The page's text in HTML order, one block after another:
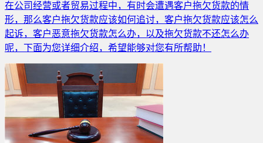
在公司经营或者贸易过程中，有时会遭遇客户拖欠货款的情
形，那么客户拖欠货款应该如何追讨，客户拖欠货款应该怎么
起诉，客户恶意拖欠货款怎么办，以及拖欠货款不还怎么办
呢，下面为您详细介绍，希望能够对您有所帮助！